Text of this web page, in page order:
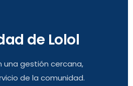
de Lolol
gestión cercana,
de la comunidad.